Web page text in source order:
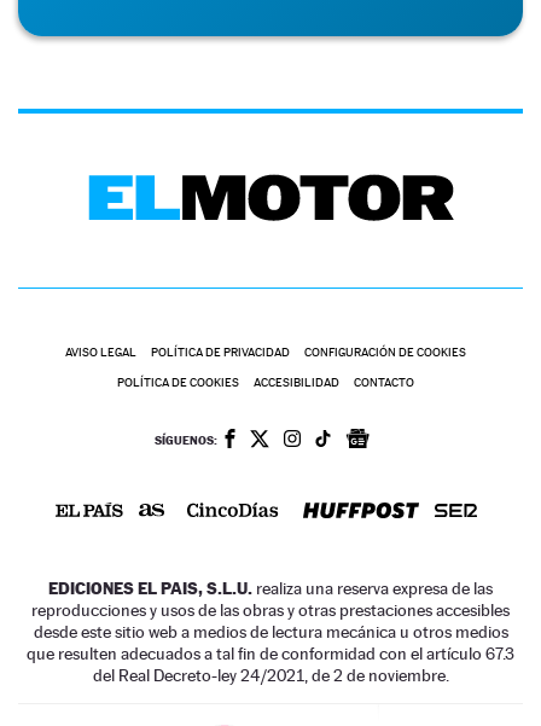
AVISO LEGAL POLÍTICA DE PRIVACIDAD CONFIGURACIÓN DE COOKIES
POLÍTICA DE COOKIES ACCESIBILIDAD CONTACTO
SÍGUENOS:
EDICIONES EL PAIS, S.L.U. realiza una reserva expresa de las
reproducciones y usos de las obras y otras prestaciones accesibles
desde este sitio web a medios de lectura mecánica u otros medios
que resulten adecuados a tal fin de conformidad con el artículo 67.3
del Real Decreto-ley 24/2021, de 2 de noviembre.